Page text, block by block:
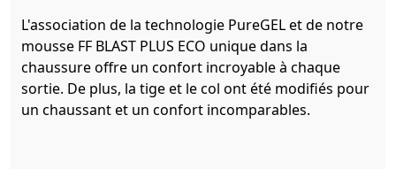
L'association de la technologie PureGEL et de notre
mousse FF BLAST PLUS ECO unique dans la
chaussure offre un confort incroyable à chaque
sortie. De plus, la tige et le col ont été modifiés pour
un chaussant et un confort incomparables.